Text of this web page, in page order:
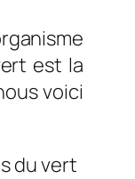
est la
voici
du vert